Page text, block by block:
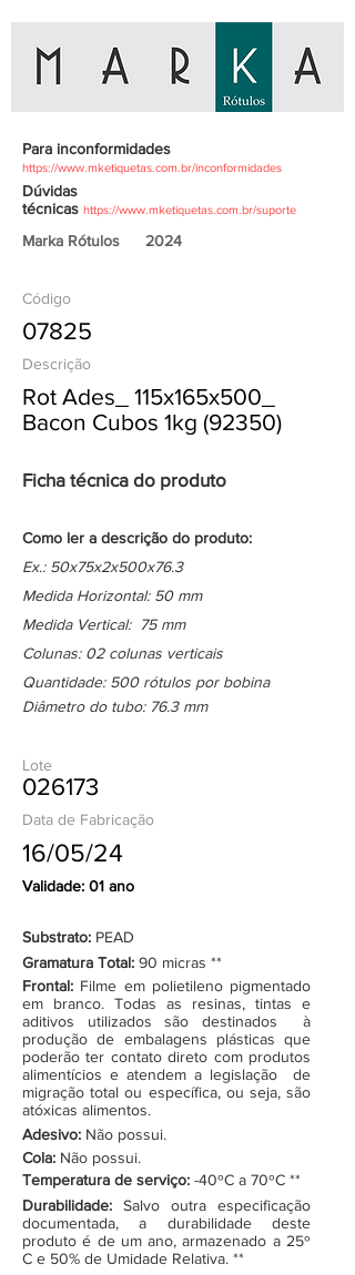
Para inconformidades
https://www.mketiquetas.com.br/inconformidades
Dúvidas
técnicas https://www.mketiquetas.com.br/suporte
Marka Rótulos 2024
Código
07825
Descrição
Rot Ades_ 115x165x500_
Bacon Cubos 1kg (92350)
Ficha técnica do produto
Como ler a descrição do produto:
Ex.: 50x75x2x500x76.3
Medida Horizontal: 50 mm
Medida Vertical: 75 mm
Colunas: 02 colunas verticais
Quantidade: 500 rótulos por bobina
Diâmetro do tubo: 76.3 mm
Lote
026173
Data de Fabricação
16/05/24
Validade: 01 ano
Substrato: PEAD
Gramatura Total: 90 micras **
Frontal: Filme em polietileno pigmentado
em branco. Todas as resinas, tintas e
aditivos utilizados são destinados à
produção de embalagens plásticas que
poderão ter contato direto com produtos
alimentícios e atendem a legislação de
migração total ou específica, ou seja, são
atóxicas alimentos.
Adesivo: Não possui.
Cola: Não possui.
Temperatura de serviço: -40ºC a 70ºC **
Durabilidade: Salvo outra especificação
documentada, a durabilidade deste
produto é de um ano, armazenado a 25º
C e 50% de Umidade Relativa. **